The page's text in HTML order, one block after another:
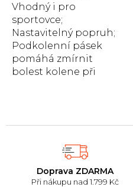
Doprava ZDARMA
Při nákupu nad 1.799 Kč
Vhodný i pro
sportovce;
Nastavitelný popruh;
Podkolenní pásek
pomáhá zmírnit
bolest kolene při
Schlatterově...